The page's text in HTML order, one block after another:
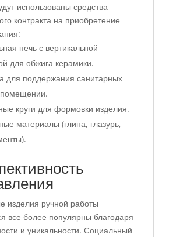
использованы средства
контракта на приобретение
печь с вертикальной
для обжига керамики.
для поддержания санитарных
круги для формовки изделия.
материалы (глина, глазурь,
изделия ручной работы
все более популярны благодаря
и уникальности. Социальный